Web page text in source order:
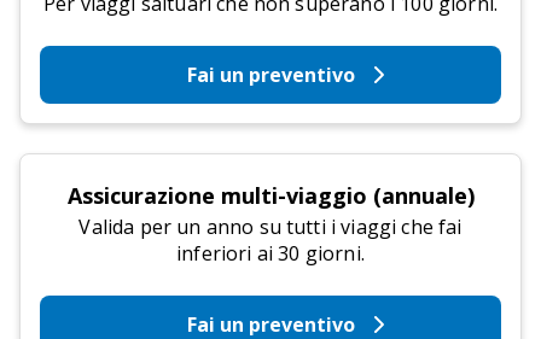
Fai un preventivo
Assicurazione multi-viaggio (annuale)
Valida per un anno su tutti i viaggi che fai
inferiori ai 30 giorni.
Fai un preventivo